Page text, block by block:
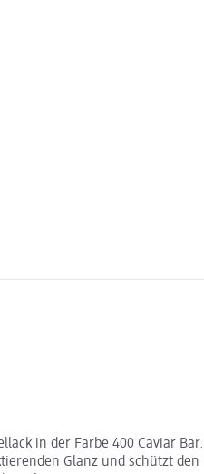
in der Farbe 400 Caviar
Glanz und schützt